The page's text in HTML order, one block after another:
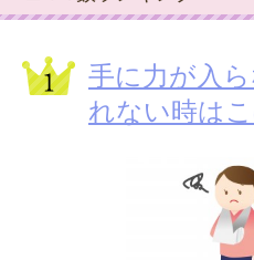
手に力が入
れない時はこ